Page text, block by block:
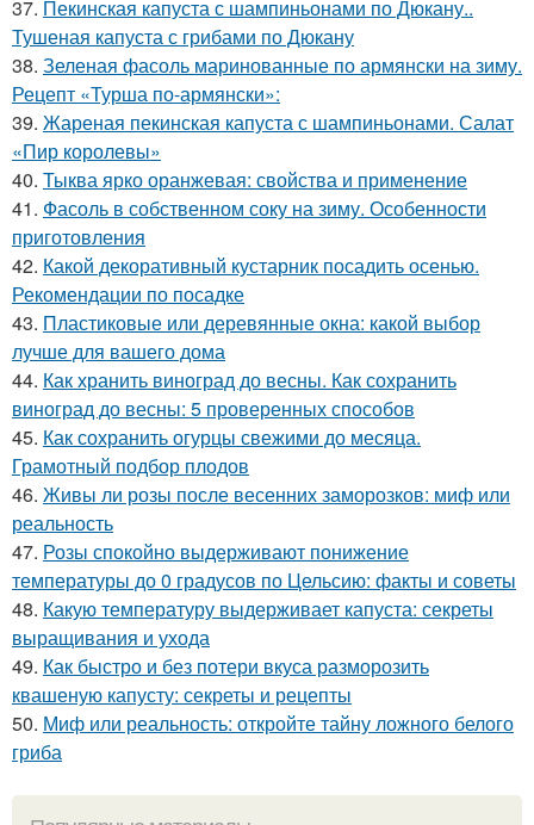
37. Пекинская капуста с шампиньонами по Дюкану..
Тушеная капуста с грибами по Дюкану
38. Зеленая фасоль маринованные по армянски на зиму.
Рецепт «Турша по-армянски»:
39. Жареная пекинская капуста с шампиньонами. Салат
«Пир королевы»
40. Тыква ярко оранжевая: свойства и применение
41. Фасоль в собственном соку на зиму. Особенности
приготовления
42. Какой декоративный кустарник посадить осенью.
Рекомендации по посадке
43. Пластиковые или деревянные окна: какой выбор
лучше для вашего дома
44. Как хранить виноград до весны. Как сохранить
виноград до весны: 5 проверенных способов
45. Как сохранить огурцы свежими до месяца.
Грамотный подбор плодов
46. Живы ли розы после весенних заморозков: миф или
реальность
47. Розы спокойно выдерживают понижение
температуры до 0 градусов по Цельсию: факты и советы
48. Какую температуру выдерживает капуста: секреты
выращивания и ухода
49. Как быстро и без потери вкуса разморозить
квашеную капусту: секреты и рецепты
50. Миф или реальность: откройте тайну ложного белого
гриба